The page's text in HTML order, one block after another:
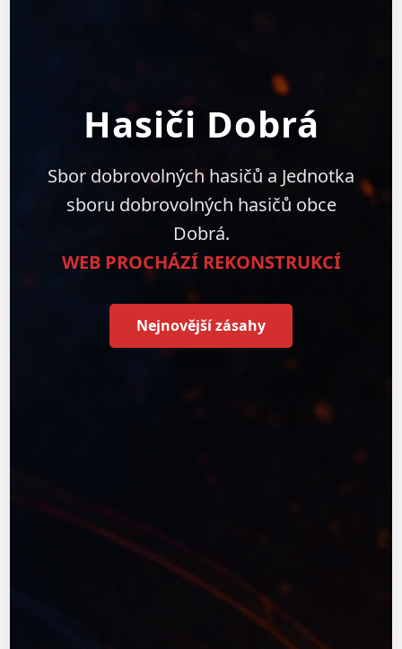
Hasiči Dobrá
Sbor dobrovolných hasičů a Jednotka
sboru dobrovolných hasičů obce
Dobrá.
WEB PROCHÁZÍ REKONSTRUKCÍ
Nejnovější zásahy